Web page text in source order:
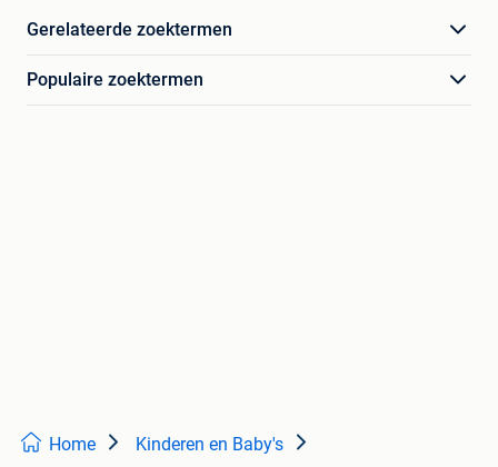
Gerelateerde zoektermen
Populaire zoektermen
Home Kinderen en Baby's